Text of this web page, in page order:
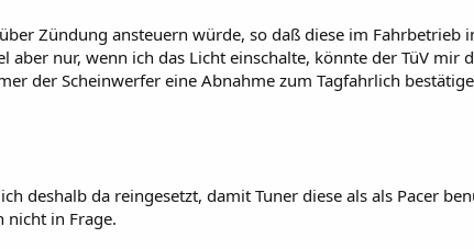
Zündung ansteuern würde, so daß diese im Fahrbetrieb
aber nur, wenn ich das Licht einschalte, könnte der TüV mir
der Scheinwerfer eine Abnahme zum Tagfahrlich
deshalb da reingesetzt, damit Tuner diese als als Pacer
nicht in Frage.